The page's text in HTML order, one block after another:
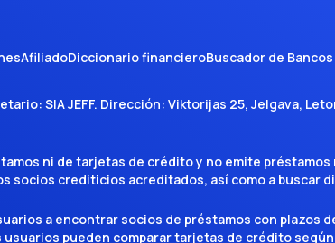
AfiliadoDiccionario financieroBuscador de
SIA JEFF. Dirección: Viktorijas 25, Jelgava,
ni de tarjetas de crédito y no emite
socios crediticios acreditados, así como a buscar
a encontrar socios de préstamos con plazos
usuarios pueden comparar tarjetas de crédito